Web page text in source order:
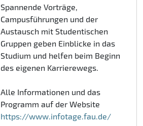
Spannende Vorträge,
Campusführungen und der
Austausch mit Studentischen
Gruppen geben Einblicke in das
Studium und helfen beim Beginn
des eigenen Karrierewegs.
Alle Informationen und das
Programm auf der Website
https://www.infotage.fau.de/